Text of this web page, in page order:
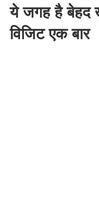
ये जगह है बेहद
विजिट एक बार